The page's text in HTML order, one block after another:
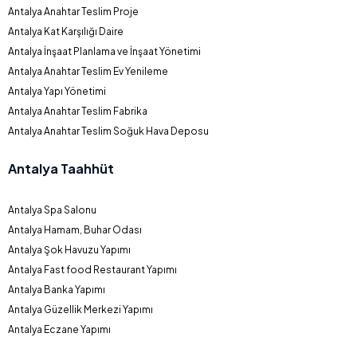
Antalya Anahtar Teslim Proje
Antalya Kat Karşılığı Daire
Antalya İnşaat Planlama ve İnşaat Yönetimi
Antalya Anahtar Teslim Ev Yenileme
Antalya Yapı Yönetimi
Antalya Anahtar Teslim Fabrika
Antalya Anahtar Teslim Soğuk Hava Deposu
Antalya Taahhüt
Antalya Spa Salonu
Antalya Hamam, Buhar Odası
Antalya Şok Havuzu Yapımı
Antalya Fast food Restaurant Yapımı
Antalya Banka Yapımı
Antalya Güzellik Merkezi Yapımı
Antalya Eczane Yapımı